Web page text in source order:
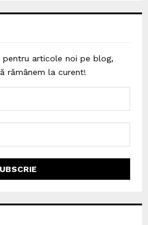
articole noi pe blog,
rămânem la curent!